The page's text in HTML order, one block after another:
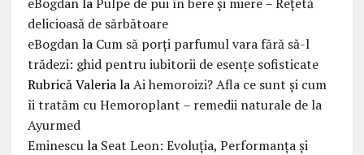
delicioasă de sărbătoare
eBogdanla Cum să porți parfumul vara fără să-l
trădezi: ghid pentru iubitorii de esențe sofisticate
Rubrică ValerialaAi hemoroizi? Afla ce sunt și cum
îi tratăm cu Hemoroplant – remedii naturale de la
Ayurmed
Eminescula Seat Leon: Evoluția, Performanța și